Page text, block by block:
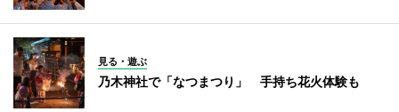
見る・遊ぶ
乃木神社で「なつまつり」 手持ち花火体験も